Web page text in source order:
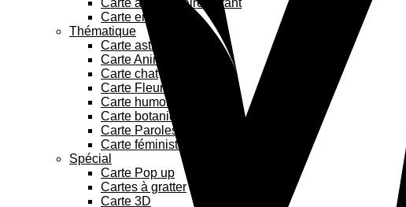
Carte anniversaire enfant
Carte enfant
Thématique
Carte astrologie
Carte Animaux
Carte chat
Carte Fleurs
Carte humoristique
Carte botanique
Carte Paroles de chanson
Carte féministe
Spécial
Carte Pop up
Cartes à gratter
Carte 3D